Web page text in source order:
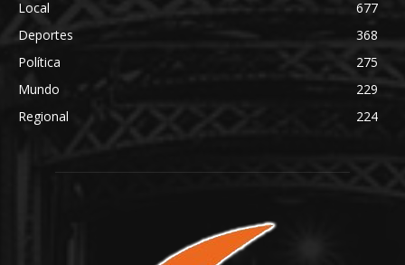
Local
677
Deportes
368
Política
275
Mundo
229
Regional
224